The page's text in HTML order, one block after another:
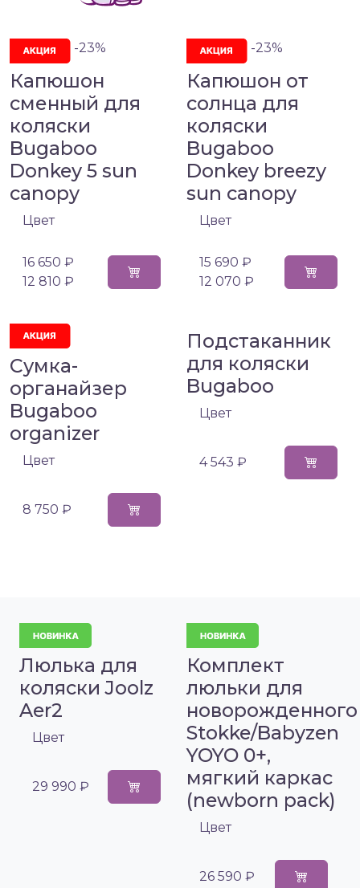
-23%
Капюшон
сменный для
коляски
Bugaboo
Donkey 5 sun
canopy
Цвет
16 650 ₽
12 810 ₽
-23%
Капюшон от
солнца для
коляски
Bugaboo
Donkey breezy
sun canopy
Цвет
15 690 ₽
12 070 ₽
Сумка-
органайзер
Bugaboo
organizer
Цвет
8 750 ₽
Подстаканник
для коляски
Bugaboo
Цвет
4 543 ₽
Люлька для
коляски Joolz
Aer2
Цвет
29 990 ₽
Комплект
люльки для
новорожденного
Stokke/Babyzen
YOYO 0+,
мягкий каркас
(newborn pack)
Цвет
26 590 ₽